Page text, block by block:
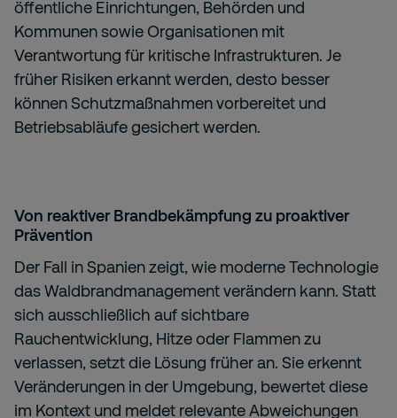
öffentliche Einrichtungen, Behörden und
Kommunen sowie Organisationen mit
Verantwortung für kritische Infrastrukturen. Je
früher Risiken erkannt werden, desto besser
können Schutzmaßnahmen vorbereitet und
Betriebsabläufe gesichert werden.
Von reaktiver Brandbekämpfung zu proaktiver
Prävention
Der Fall in Spanien zeigt, wie moderne Technologie
das Waldbrandmanagement verändern kann. Statt
sich ausschließlich auf sichtbare
Rauchentwicklung, Hitze oder Flammen zu
verlassen, setzt die Lösung früher an. Sie erkennt
Veränderungen in der Umgebung, bewertet diese
im Kontext und meldet relevante Abweichungen